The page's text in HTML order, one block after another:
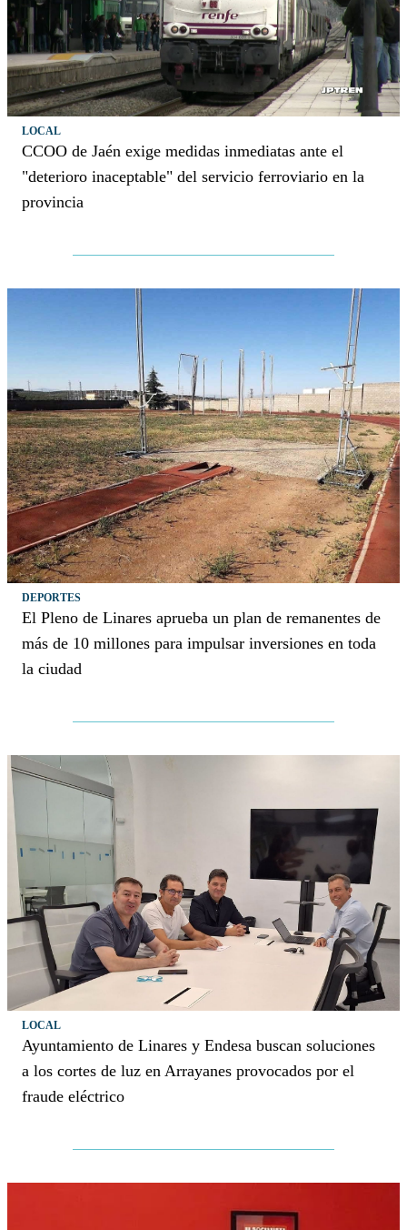
LOCAL
CCOO de Jaén exige medidas inmediatas ante el
"deterioro inaceptable" del servicio ferroviario en la
provincia
DEPORTES
El Pleno de Linares aprueba un plan de remanentes de
más de 10 millones para impulsar inversiones en toda
la ciudad
LOCAL
Ayuntamiento de Linares y Endesa buscan soluciones
a los cortes de luz en Arrayanes provocados por el
fraude eléctrico